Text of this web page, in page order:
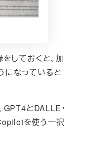
しておくと、加
になっていると
GPT4とDALLE・
を使う一択